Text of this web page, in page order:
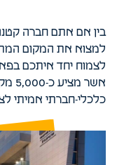
בין אם אתם חברה קטנה
למצוא את המקום
לצמוח יחד איתכם
כלכלי-חברתי אמיתי